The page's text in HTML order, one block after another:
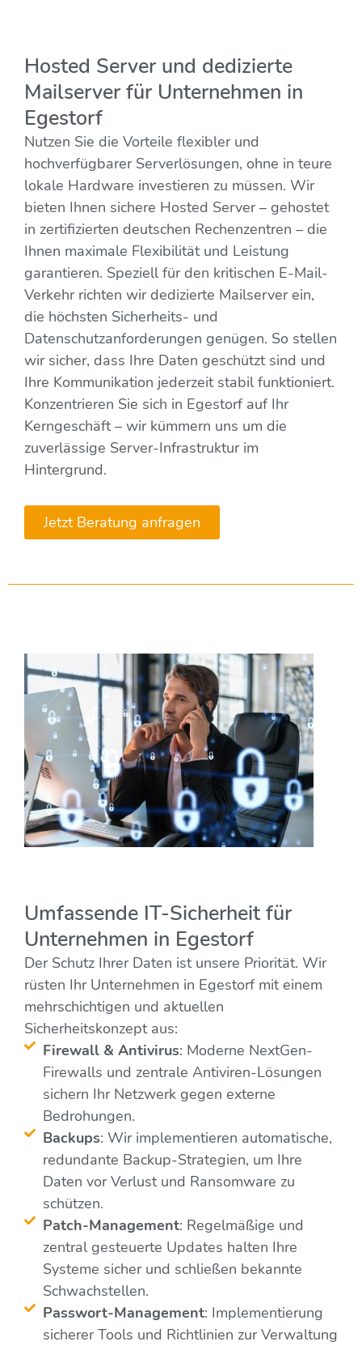
Hosted Server und dedizierte
Mailserver für Unternehmen in
Egestorf
Nutzen Sie die Vorteile flexibler und
hochverfügbarer Serverlösungen, ohne in teure
lokale Hardware investieren zu müssen. Wir
bieten Ihnen sichere Hosted Server – gehostet
in zertifizierten deutschen Rechenzentren – die
Ihnen maximale Flexibilität und Leistung
garantieren. Speziell für den kritischen E-Mail-
Verkehr richten wir dedizierte Mailserver ein,
die höchsten Sicherheits- und
Datenschutzanforderungen genügen. So stellen
wir sicher, dass Ihre Daten geschützt sind und
Ihre Kommunikation jederzeit stabil funktioniert.
Konzentrieren Sie sich in Egestorf auf Ihr
Kerngeschäft – wir kümmern uns um die
zuverlässige Server-Infrastruktur im
Hintergrund.
Jetzt Beratung anfragen
Umfassende IT-Sicherheit für
Unternehmen in Egestorf
Der Schutz Ihrer Daten ist unsere Priorität. Wir
rüsten Ihr Unternehmen in Egestorf mit einem
mehrschichtigen und aktuellen
Sicherheitskonzept aus:
Firewall & Antivirus: Moderne NextGen-
Firewalls und zentrale Antiviren-Lösungen
sichern Ihr Netzwerk gegen externe
Bedrohungen.
Backups: Wir implementieren automatische,
redundante Backup-Strategien, um Ihre
Daten vor Verlust und Ransomware zu
schützen.
Patch-Management: Regelmäßige und
zentral gesteuerte Updates halten Ihre
Systeme sicher und schließen bekannte
Schwachstellen.
Passwort-Management: Implementierung
sicherer Tools und Richtlinien zur Verwaltung